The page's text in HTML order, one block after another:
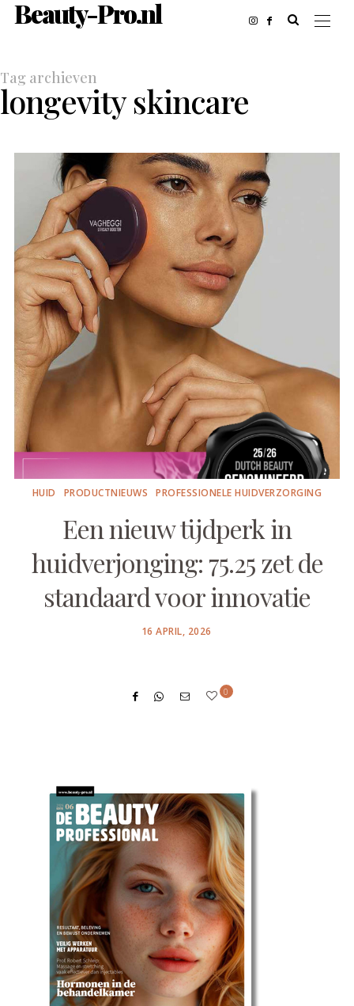
Beauty-Pro.nl
Tag archieven
longevity skincare
HUID PRODUCTNIEUWS PROFESSIONELE HUIDVERZORGING
Een nieuw tijdperk in
huidverjonging: 75.25 zet de
standaard voor innovatie
POSTED
16 APRIL, 2026
0